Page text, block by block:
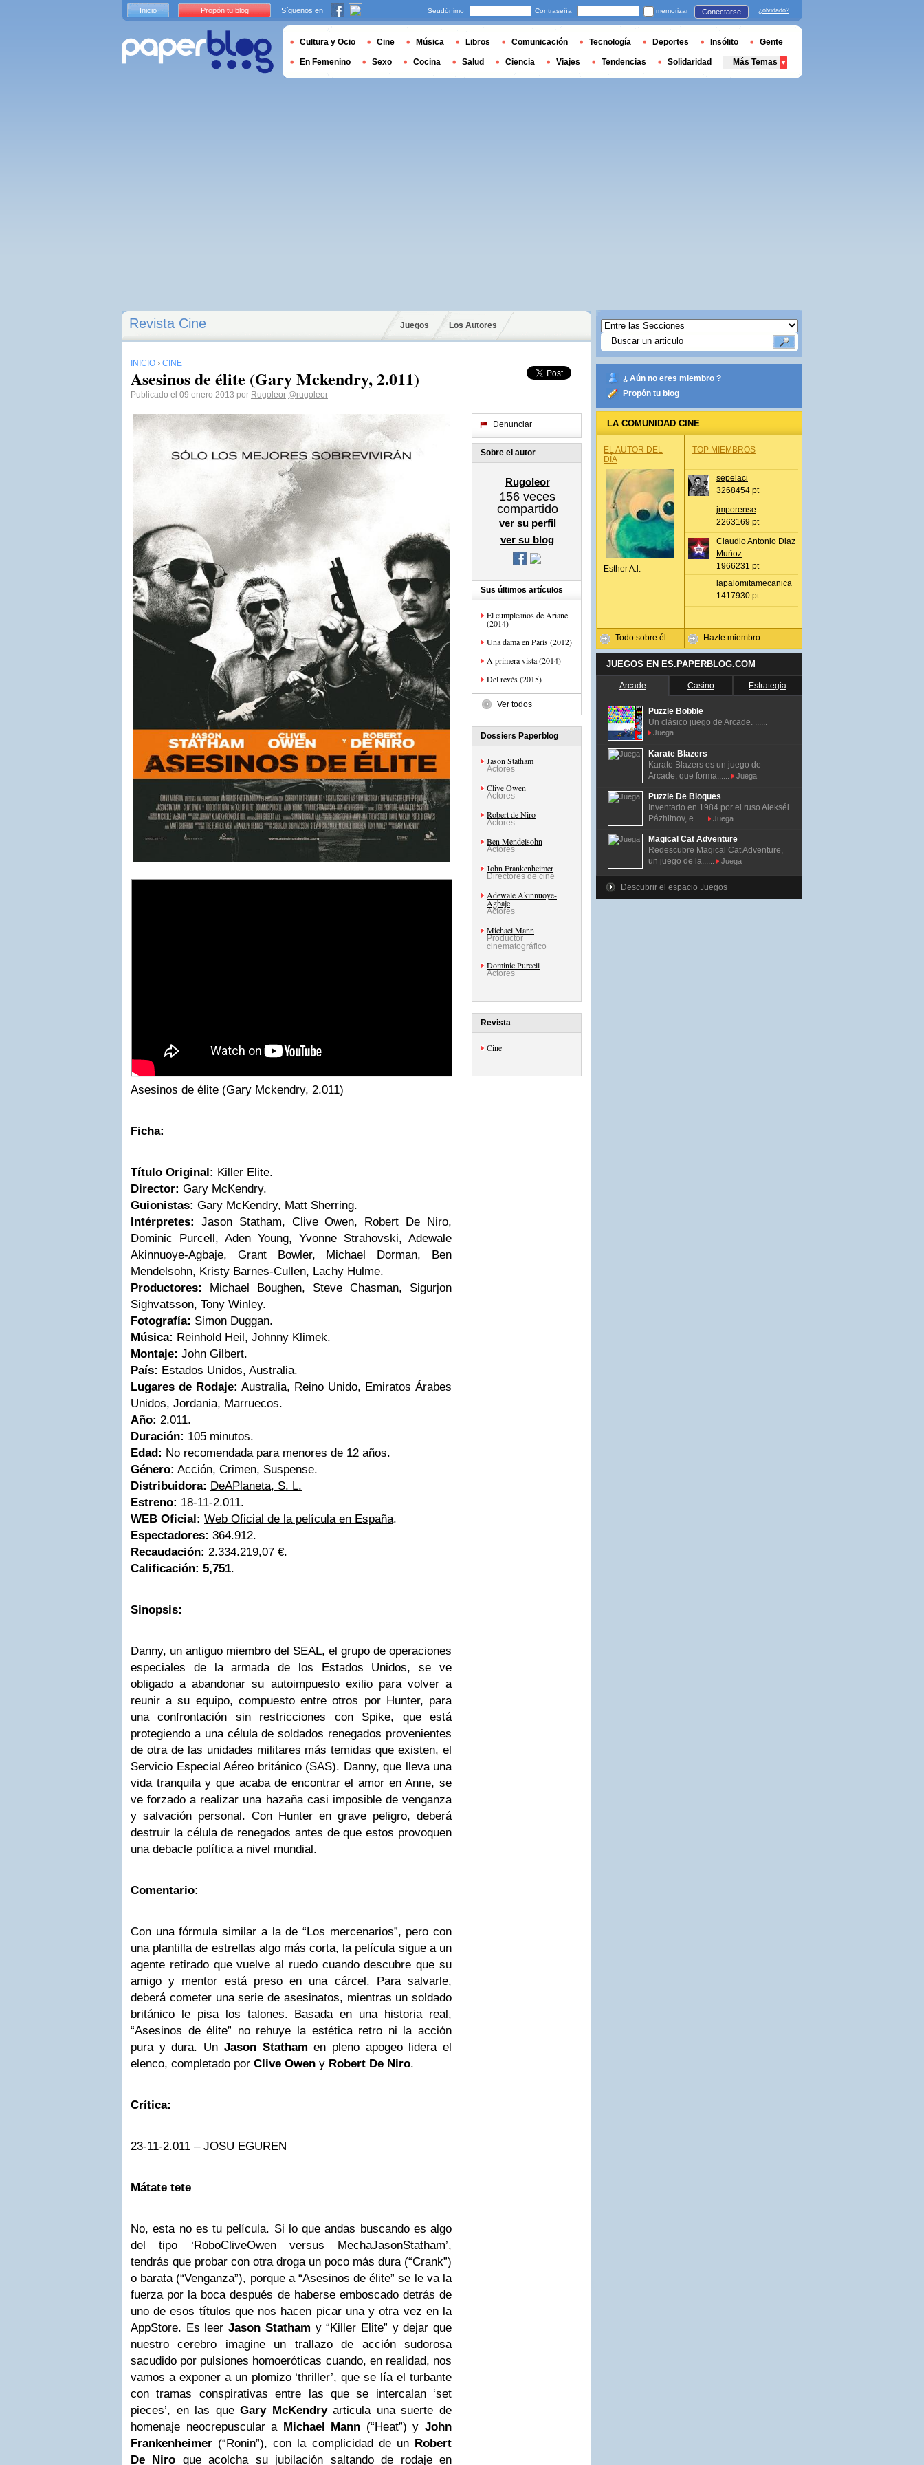
Revista Cine Juegos Los Autores
INICIO › CINE
Asesinos de élite (Gary Mckendry, 2.011)
Publicado el 09 enero 2013 por Rugoleor @rugoleor
Asesinos de élite (Gary Mckendry, 2.011)
Ficha:
Título Original: Killer Elite.
Director: Gary McKendry.
Guionistas: Gary McKendry, Matt Sherring.
Intérpretes:
Jason Statham, Clive Owen, Robert De Niro,
Dominic Purcell, Aden Young, Yvonne Strahovski, Adewale
Akinnuoye-Agbaje, Grant Bowler, Michael Dorman, Ben
Mendelsohn, Kristy Barnes-Cullen, Lachy Hulme.
Productores:
Michael Boughen, Steve Chasman, Sigurjon
Sighvatsson, Tony Winley.
Fotografía: Simon Duggan.
Música: Reinhold Heil, Johnny Klimek.
Montaje: John Gilbert.
País: Estados Unidos, Australia.
Lugares de Rodaje: Australia, Reino Unido, Emiratos Árabes
Unidos, Jordania, Marruecos.
Año: 2.011.
Duración: 105 minutos.
Edad: No recomendada para menores de 12 años.
Género: Acción, Crimen, Suspense.
Distribuidora: DeAPlaneta, S. L.
Estreno: 18-11-2.011.
WEB Oficial: Web Oficial de la película en España.
Espectadores: 364.912.
Recaudación: 2.334.219,07 €.
Calificación: 5,751.
Sinopsis:
Danny, un antiguo miembro del SEAL, el grupo de operaciones
especiales de la armada de los Estados Unidos, se ve
obligado a abandonar su autoimpuesto exilio para volver a
reunir a su equipo, compuesto entre otros por Hunter, para
una confrontación sin restricciones con Spike, que está
protegiendo a una célula de soldados renegados provenientes
de otra de las unidades militares más temidas que existen, el
Servicio Especial Aéreo británico (SAS). Danny, que lleva una
vida tranquila y que acaba de encontrar el amor en Anne, se
ve forzado a realizar una hazaña casi imposible de venganza
y salvación personal. Con Hunter en grave peligro, deberá
destruir la célula de renegados antes de que estos provoquen
una debacle política a nivel mundial.
Comentario:
Con una fórmula similar a la de “Los mercenarios”, pero con
una plantilla de estrellas algo más corta, la película sigue a un
agente retirado que vuelve al ruedo cuando descubre que su
amigo y mentor está preso en una cárcel. Para salvarle,
deberá cometer una serie de asesinatos, mientras un soldado
británico le pisa los talones. Basada en una historia real,
“Asesinos de élite” no rehuye la estética retro ni la acción
pura y dura. Un Jason Statham en pleno apogeo lidera el
elenco, completado por Clive Owen y Robert De Niro.
Crítica:
23-11-2.011 – JOSU EGUREN
Mátate tete
No, esta no es tu película. Si lo que andas buscando es algo
del tipo ‘RoboCliveOwen versus MechaJasonStatham’,
tendrás que probar con otra droga un poco más dura (“Crank”)
o barata (“Venganza”), porque a “Asesinos de élite” se le va la
fuerza por la boca después de haberse emboscado detrás de
uno de esos títulos que nos hacen picar una y otra vez en la
AppStore. Es leerJason Statham y “Killer Elite” y dejar que
nuestro cerebro imagine un trallazo de acción sudorosa
sacudido por pulsiones homoeróticas cuando, en realidad, nos
vamos a exponer a un plomizo ‘thriller’, que se lía el turbante
con tramas conspirativas entre las que se intercalan ‘set
pieces’, en las queGary McKendryarticula una suerte de
homenaje neocrepuscular a Michael Mann (“Heat”) yJohn
Frankenheimer (“Ronin”), con la complicidad de un Robert
De Niro que acolcha su jubilación saltando de rodaje en
Denunciar
Sobre el autor
Rugoleor
156 veces
compartido
ver su perfil
ver su blog
Sus últimos artículos
El cumpleaños de Ariane
(2014)
Una dama en París (2012)
A primera vista (2014)
Del revés (2015)
Ver todos
Dossiers Paperblog
Jason Statham
Actores
Clive Owen
Actores
Robert de Niro
Actores
Ben Mendelsohn
Actores
John Frankenheimer
Directores de cine
Adewale Akinnuoye-
Agbaje
Actores
Michael Mann
Productor
cinematográfico
Dominic Purcell
Actores
Revista
Cine
¿ Aún no eres miembro ?
Propón tu blog
LA COMUNIDAD CINE
EL AUTOR DEL
DÍA
Esther A.l.
Todo sobre él
TOP MIEMBROS
sepelaci
3268454 pt
jmporense
2263169 pt
Claudio Antonio Diaz
Muñoz
1966231 pt
lapalomitamecanica
1417930 pt
Hazte miembro
JUEGOS EN ES.PAPERBLOG.COM
Arcade Casino Estrategia
Puzzle Bobble
Un clásico juego de Arcade. ......
Juega
Karate Blazers
Karate Blazers es un juego de
Arcade, que forma......
Juega
Puzzle De Bloques
Inventado en 1984 por el ruso Alekséi
Pázhitnov, e......
Juega
Magical Cat Adventure
Redescubre Magical Cat Adventure,
un juego de la......
Juega
Descubrir el espacio Juegos
Inicio Propón tu blog Síguenos en Seudónimo Contraseña memorizar Conectarse ¿olvidado?
Cultura y Ocio Cine Música Libros Comunicación Tecnología Deportes Insólito Gente
En Femenino Sexo Cocina Salud Ciencia Viajes Tendencias Solidaridad Más Temas